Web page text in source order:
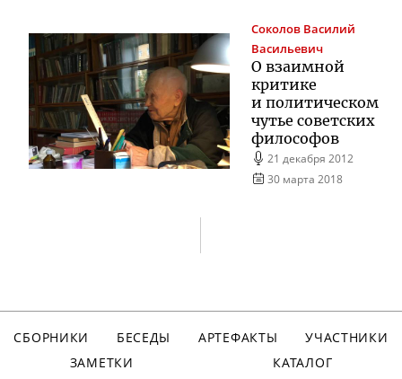
Соколов Василий
Васильевич
О взаимной
критике
и политическом
чутье советских
философов
21 декабря 2012
30 марта 2018
СБОРНИКИ БЕСЕДЫ АРТЕФАКТЫ
УЧАСТНИКИ
ЗАМЕТКИ
КАТАЛОГ